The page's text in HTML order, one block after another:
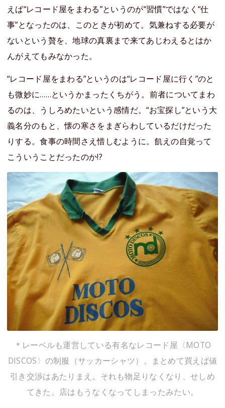
えば“レコード屋をまわる”というのが“習慣”ではなく“仕
事”となったのは、このときが初めて。気兼ねする必要が
ないという贅を、地球の真裏まで来てあじわえるとはか
んがえてもみなかった。
“レコード屋をまわる”というのは“レコード屋に行く”のと
も微妙に……というかまったくちがう。前者についてまわ
るのは、うしろめたいという感情だ。“お宝探し”という大
義名分のもと、懐の寒さをまぎらわしているだけだった
りする。食事の時間さえ惜しむように。飢えの自覚って
こういうことだったのか!?
＊レーベルも運営している有名なレコード屋〈MOTO
DISCOS〉の制服（サッカーシャツ）。まとめて買えば値
引き交渉はあたりまえ。それも物足りなくなり、せしめ
てきた。店はもうなくなってしまったみたい。